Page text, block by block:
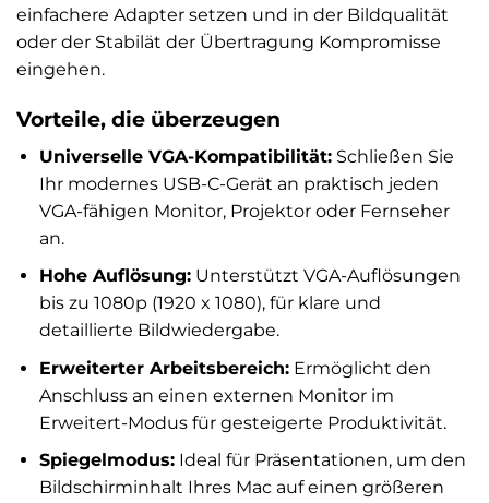
einfachere Adapter setzen und in der Bildqualität
oder der Stabilät der Übertragung Kompromisse
eingehen.
Vorteile, die überzeugen
Universelle VGA-Kompatibilität:Schließen Sie
Ihr modernes USB-C-Gerät an praktisch jeden
VGA-fähigen Monitor, Projektor oder Fernseher
an.
Hohe Auflösung:Unterstützt VGA-Auflösungen
bis zu 1080p (1920 x 1080), für klare und
detaillierte Bildwiedergabe.
Erweiterter Arbeitsbereich:Ermöglicht den
Anschluss an einen externen Monitor im
Erweitert-Modus für gesteigerte Produktivität.
Spiegelmodus:Ideal für Präsentationen, um den
Bildschirminhalt Ihres Mac auf einen größeren